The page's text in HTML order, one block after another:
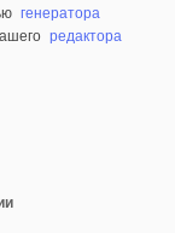
генератора
редактора